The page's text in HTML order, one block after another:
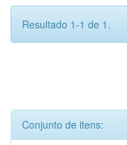
Resultado 1-1 de 1.
Conjunto de itens: